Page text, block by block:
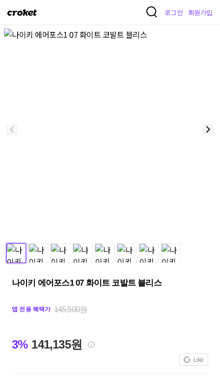
크
켓
로그인 회원가입
나이키 에어포스1 07 화이트 코발트 블리스
앱 전용 혜택가 145,500원
3% 141,135원
Like